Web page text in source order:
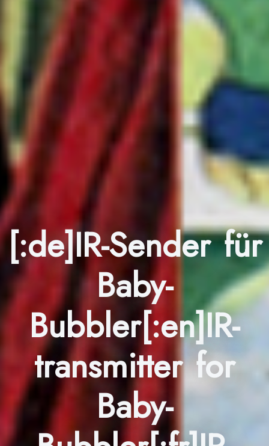
[:de]IR-Sender für
Baby-
Bubbler[:en]IR-
transmitter for
Baby-